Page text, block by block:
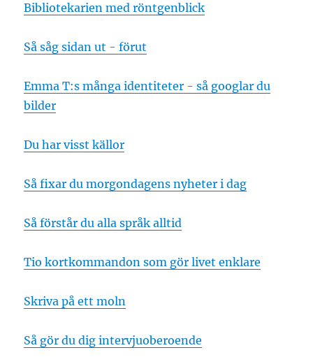
Bibliotekarien med röntgenblick
Så såg sidan ut - förut
Emma T:s många identiteter - så googlar du
bilder
Du har visst källor
Så fixar du morgondagens nyheter i dag
Så förstår du alla språk alltid
Tio kortkommandon som gör livet enklare
Skriva på ett moln
Så gör du dig intervjuoberoende